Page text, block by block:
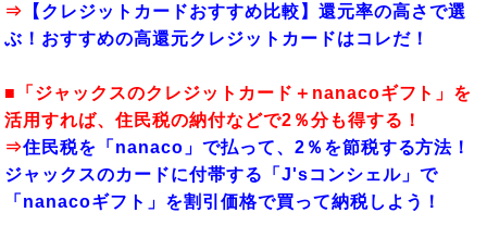
⇒ 【クレジットカードおすすめ比較】還元率の高さで選
ぶ！おすすめの高還元クレジットカードはコレだ！
■「ジャックスのクレジットカード＋nanacoギフト」を
活用すれば、住民税の納付などで2％分も得する！
⇒住民税を「nanaco」で払って、2％を節税する方法！
ジャックスのカードに付帯する「J'sコンシェル」で
「nanacoギフト」を割引価格で買って納税しよう！